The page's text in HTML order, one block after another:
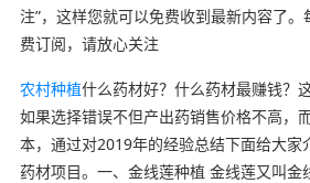
注”，这样您就可以免费收到最新内容了
费订阅，请放心关注
农村种植什么药材好？什么药材最赚钱？
如果选择错误不但产出药销售价格不高，
本，通过对2019年的经验总结下面给大家
药材项目。一、金线莲种植 金线莲又叫金